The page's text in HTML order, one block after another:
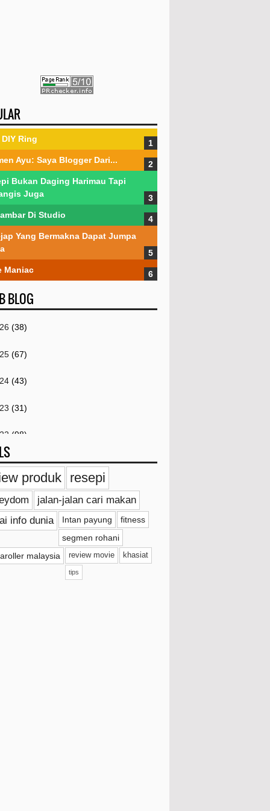
DIY Ring
Ayu: Saya Blogger Dari...
Bukan Daging Harimau Tapi
Juga
Di Studio
Yang Bermakna Dapat Jumpa
Maniac
BLOG
(38)
(67)
(43)
(31)
(98)
(259)
Disember(4)
November(4)
September(38)
produk resepi
jalan-jalan cari makan
info dunia
Intan payung
fitness
segmen rohani
malaysia
review movie khasiat
tips